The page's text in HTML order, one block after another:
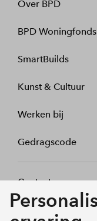
Over BPD
BPD Woningfonds
SmartBuilds
Kunst & Cultuur
Werken bij
Gedragscode
Contact
Mijn profiel